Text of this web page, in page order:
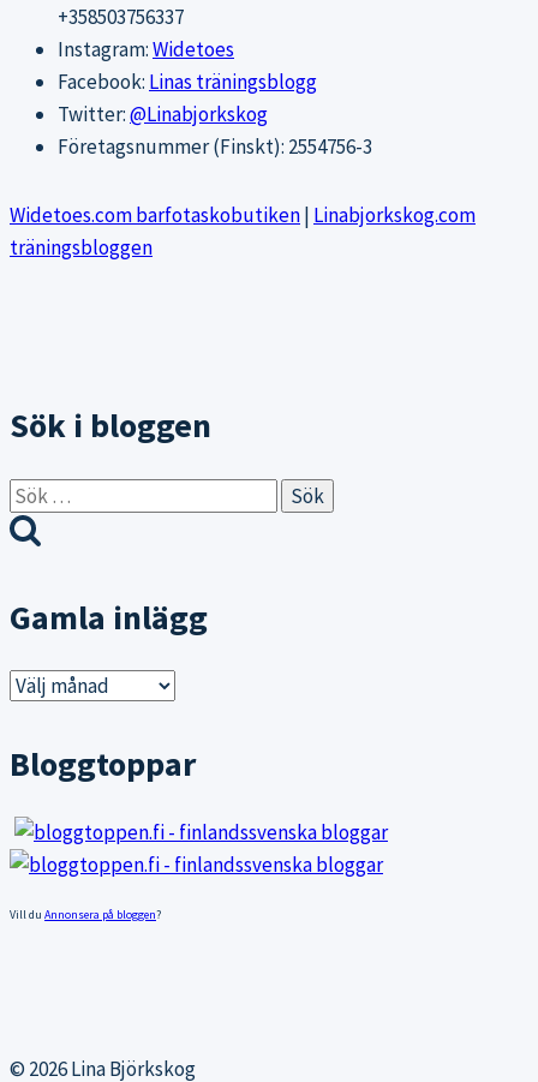
+358503756337
Instagram:Widetoes
Facebook: Linas träningsblogg
Twitter:@Linabjorkskog
Företagsnummer (Finskt): 2554756-3
Widetoes.com barfotaskobutiken| Linabjorkskog.com
träningsbloggen
Sök i bloggen
Sök
efter:
Gamla inlägg
Gamla
Bloggtoppar
Vill du Annonsera på bloggen?
© 2026 Lina Björkskog